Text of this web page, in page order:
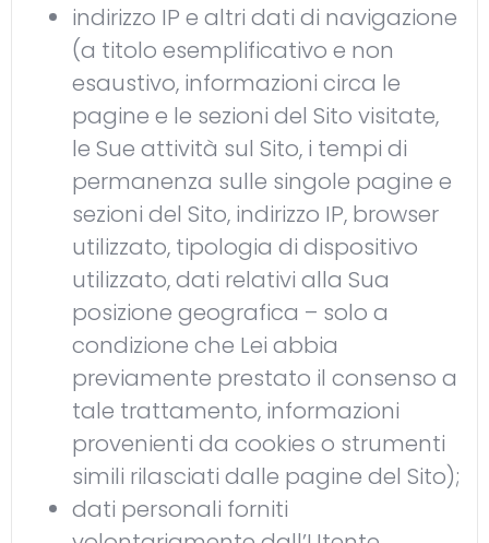
indirizzo IP e altri dati di navigazione
(a titolo esemplificativo e non
esaustivo, informazioni circa le
pagine e le sezioni del Sito visitate,
le Sue attività sul Sito, i tempi di
permanenza sulle singole pagine e
sezioni del Sito, indirizzo IP, browser
utilizzato, tipologia di dispositivo
utilizzato, dati relativi alla Sua
posizione geografica – solo a
condizione che Lei abbia
previamente prestato il consenso a
tale trattamento, informazioni
provenienti da cookies o strumenti
simili rilasciati dalle pagine del Sito);
dati personali forniti